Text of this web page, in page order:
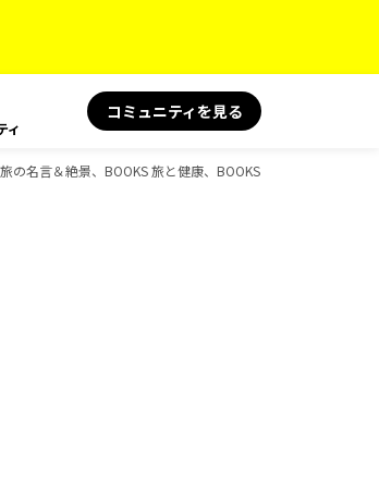
ィ
コミュニティを見る
名言＆絶景、BOOKS 旅と健康、BOOKS 旅の読み物、